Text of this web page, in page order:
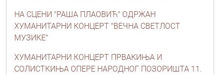
НА СЦЕНИ "РАША ПЛАОВИЋ" ОДРЖАН
ХУМАНИТАРНИ КОНЦЕРТ "ВЕЧНА СВЕТЛОСТ
МУЗИКЕ"
ХУМАНИТАРНИ КОНЦЕРТ ПРВАКИЊА И
СОЛИСТКИЊА ОПЕРЕ НАРОДНОГ ПОЗОРИШТА 11.